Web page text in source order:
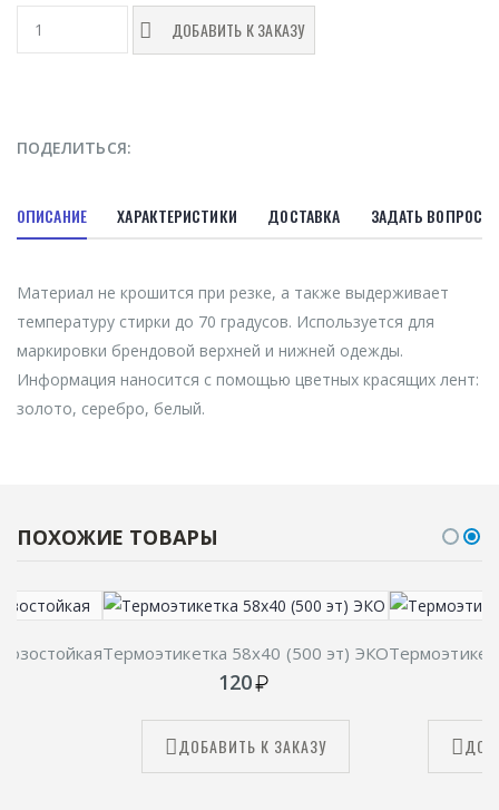
ДОБАВИТЬ К ЗАКАЗУ
ПОДЕЛИТЬСЯ:
ОПИСАНИЕ ХАРАКТЕРИСТИКИ ДОСТАВКА ЗАДАТЬ ВОПРОС
Материал не крошится при резке, а также выдерживает
температуру стирки до 70 градусов. Используется для
маркировки брендовой верхней и нижней одежды.
Информация наносится с помощью цветных красящих лент:
золото, серебро, белый.
ПОХОЖИЕ ТОВАРЫ
Термоэтикетка 58х40 (500 эт) ЭКО
120
ДОБАВИТЬ К ЗАКАЗУ